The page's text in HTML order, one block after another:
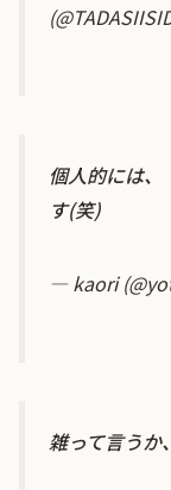
個人的には
す(笑)
— kaori
雑って言うか